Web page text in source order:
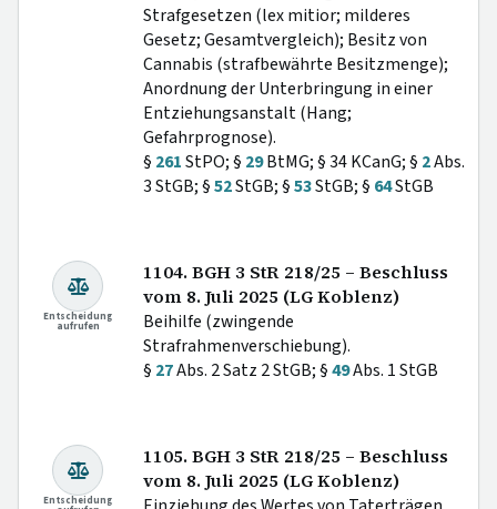
Strafgesetzen (lex mitior; milderes
Gesetz; Gesamtvergleich); Besitz von
Cannabis (strafbewährte Besitzmenge);
Anordnung der Unterbringung in einer
Entziehungsanstalt (Hang;
Gefahrprognose).
§ 261StPO; § 29BtMG; § 34 KCanG; § 2Abs.
3 StGB; §52StGB; §53StGB; § 64StGB
Entscheidung
aufrufen
1104. BGH 3 StR 218/25 – Beschluss
vom 8. Juli 2025 (LG Koblenz)
Beihilfe (zwingende
Strafrahmenverschiebung).
§ 27Abs. 2 Satz 2 StGB; §49Abs. 1 StGB
Entscheidung
1105. BGH 3 StR 218/25 – Beschluss
vom 8. Juli 2025 (LG Koblenz)